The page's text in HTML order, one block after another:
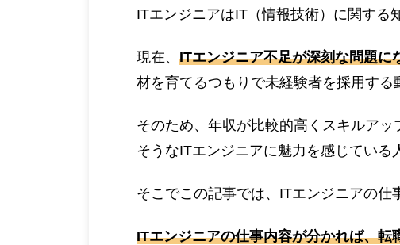
ITエンジニアはIT（情報技術）に関する
現在、 ITエンジニア不足が深刻な問題に
材を育てるつもりで未経験者を採用する
そのため、年収が比較的高くスキルア
そうなITエンジニアに魅力を感じている
そこでこの記事では、ITエンジニアの仕
ITエンジニアの仕事内容が分かれば、